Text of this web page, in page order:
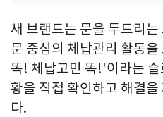
새 브랜드는 문을 두드리
문 중심의 체납관리 활동
똑! 체납고민 똑!'이라는
황을 직접 확인하고 해결
다.